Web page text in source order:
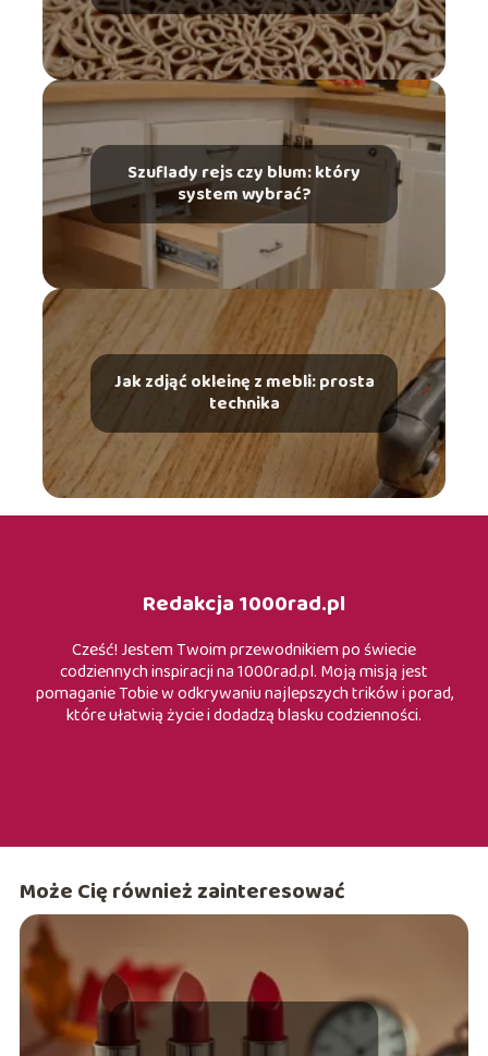
Szuflady rejs czy blum: który
system wybrać?
Jak zdjąć okleinę z mebli: prosta
technika
Redakcja 1000rad.pl
Cześć! Jestem Twoim przewodnikiem po świecie
codziennych inspiracji na 1000rad.pl. Moją misją jest
pomaganie Tobie w odkrywaniu najlepszych trików i porad,
które ułatwią życie i dodadzą blasku codzienności.
Może Cię również zainteresować